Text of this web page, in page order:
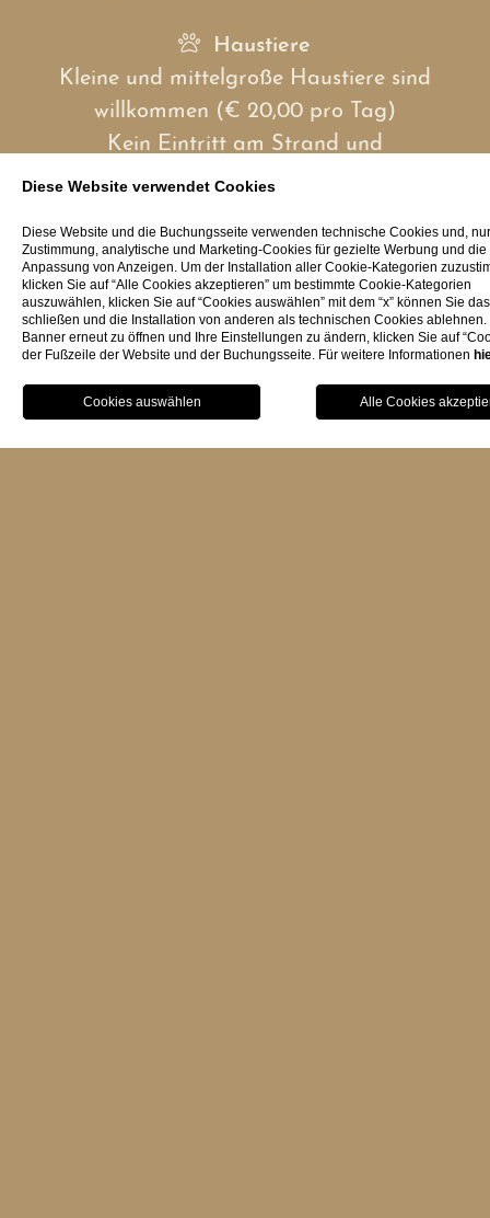
Haustiere
Kleine und mittelgroße Haustiere sind
willkommen (€ 20,00 pro Tag)
Kein Eintritt am Strand und
Schwimmbad erlaubt
Wäscherei (im Hotel)
Wäscheservice (gegen Gebühr)
Bügelservice (gegen Gebühr)
Kostenloser Internetzugang in allen
Diese Website verwendet Cookies
Diese Website und die Buchungsseite verwenden technische Cookies und,
Zustimmung, analytische und Marketing-Cookies für gezielte Werbung und die
Anpassung von Anzeigen. Um der Installation aller Cookie-Kategorien
klicken Sie auf “Alle Cookies akzeptieren” um bestimmte Cookie-Kategorien
auszuwählen, klicken Sie auf “Cookies auswählen” mit dem “x” können Sie
schließen und die Installation von anderen als technischen Cookies ablehnen.
Banner erneut zu öffnen und Ihre Einstellungen zu ändern, klicken Sie auf
der Fußzeile der Website und der Buchungsseite. Für weitere Informationen